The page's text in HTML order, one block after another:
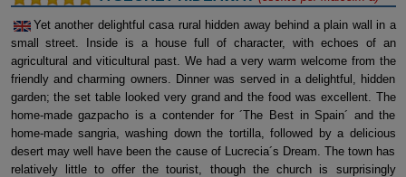
Yet another delightful casa rural hidden away behind a plain wall in a
small street. Inside is a house full of character, with echoes of an
agricultural and viticultural past. We had a very warm welcome from the
friendly and charming owners. Dinner was served in a delightful, hidden
garden; the set table looked very grand and the food was excellent. The
home-made gazpacho is a contender for ´The Best in Spain´ and the
home-made sangria, washing down the tortilla, followed by a delicious
desert may well have been the cause of Lucrecia´s Dream. The town has
relatively little to offer the tourist, though the church is surprisingly